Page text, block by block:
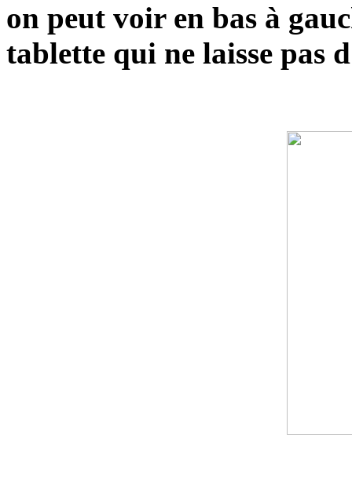
on peut voir en bas à
tablette qui ne laisse pas